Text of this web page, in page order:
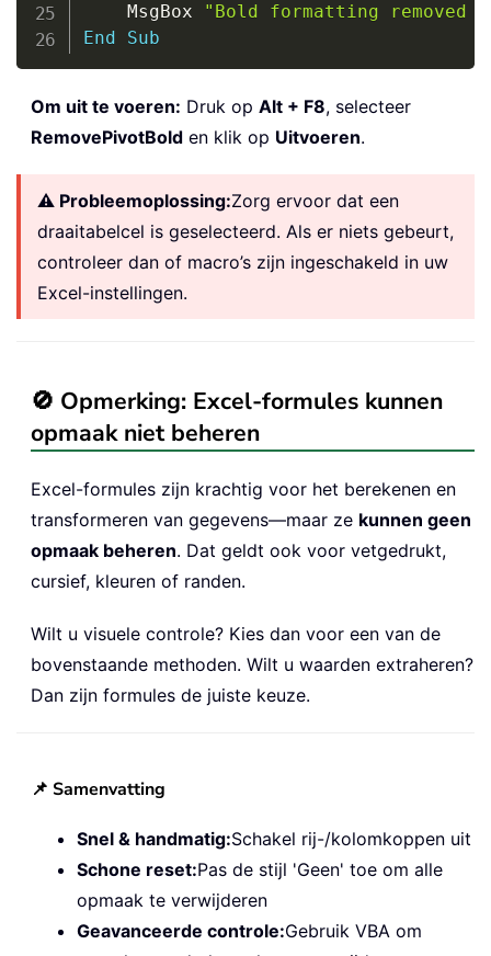
    MsgBox
"Bold formatting
End
Sub
Om uit te voeren: Druk op Alt + F8, selecteer
RemovePivotBold en klik op Uitvoeren.
⚠️ Probleemoplossing:Zorg ervoor dat een
draaitabelcel is geselecteerd. Als er niets gebeurt,
controleer dan of macro’s zijn ingeschakeld in uw
Excel-instellingen.
🚫 Opmerking: Excel-formules kunnen
opmaak niet beheren
Excel-formules zijn krachtig voor het berekenen en
transformeren van gegevens—maar ze kunnen geen
opmaak beheren. Dat geldt ook voor vetgedrukt,
cursief, kleuren of randen.
Wilt u visuele controle? Kies dan voor een van de
bovenstaande methoden. Wilt u waarden extraheren?
Dan zijn formules de juiste keuze.
📌 Samenvatting
Snel & handmatig:Schakel rij-/kolomkoppen uit
Schone reset:Pas de stijl 'Geen' toe om alle
opmaak te verwijderen
Geavanceerde controle:Gebruik VBA om